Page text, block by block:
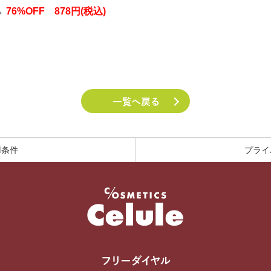
76%OFF 878円(税込)
件 プラ